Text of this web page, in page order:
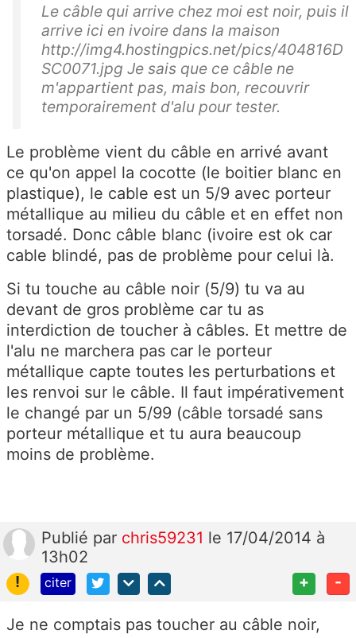
Le câble qui arrive chez moi est noir, puis il
arrive ici en ivoire dans la maison
http://img4.hostingpics.net/pics/404816D
SC0071.jpg Je sais que ce câble ne
m'appartient pas, mais bon, recouvrir
temporairement d'alu pour tester.
Le problème vient du câble en arrivé avant
ce qu'on appel la cocotte (le boitier blanc en
plastique), le cable est un 5/9 avec porteur
métallique au milieu du câble et en effet non
torsadé. Donc câble blanc (ivoire est ok car
cable blindé, pas de problème pour celui là.
Si tu touche au câble noir (5/9) tu va au
devant de gros problème car tu as
interdiction de toucher à câbles. Et mettre de
l'alu ne marchera pas car le porteur
métallique capte toutes les perturbations et
les renvoi sur le câble. Il faut impérativement
le changé par un 5/99 (câble torsadé sans
porteur métallique et tu aura beaucoup
moins de problème.
Publié par chris59231 le 17/04/2014 à
13h02
!
citer + -
Je ne comptais pas toucher au câble noir,